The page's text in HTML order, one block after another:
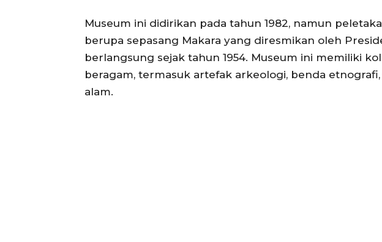
Museum ini didirikan pada tahun 1982, namun
berupa sepasang Makara yang diresmikan oleh
berlangsung sejak tahun 1954. Museum ini memiliki
beragam, termasuk artefak arkeologi, benda etnografi,
alam.